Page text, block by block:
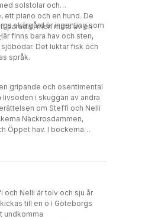
solstolar och
ett piano och en hund. De
paradis, men möts av en
skärgård är ingenting som
finns bara hav och sten,
Det luktar fisk och
språk.
gripande och osentimental
livsöden i skuggan av andra
om Steffi och Nelli
Näckrosdammen,
Öppet hav. I böckerna
men osentimentalt.
och Nelli är tolv och sju år
till en ö i Göteborgs
undkomma